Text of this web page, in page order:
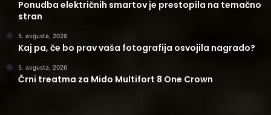
Ponudba električnih smartov je prestopila na temačno
stran
5. avgusta, 2026
Kaj pa, če bo prav vaša fotografija osvojila nagrado?
5. avgusta, 2026
Črni treatma za Mido Multifort 8 One Crown